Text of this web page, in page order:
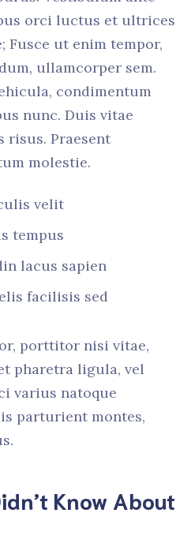
orci luctus et ultrices
Fusce ut enim tempor,
ullamcorper sem.
condimentum
nunc. Duis vitae
risus. Praesent
molestie.
velit
tempus
lacus sapien
facilisis sed
porttitor nisi vitae,
pharetra ligula, vel
varius natoque
parturient montes,
Know About